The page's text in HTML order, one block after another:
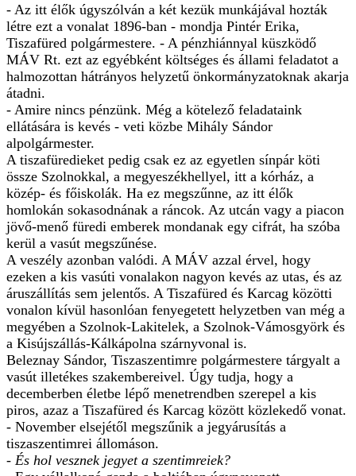
- Az itt élők úgyszólván a két kezük munkájával hozták
létre ezt a vonalat 1896-ban - mondja Pintér Erika,
Tiszafüred polgármestere. - A pénzhiánnyal küszködő
MÁV Rt. ezt az egyébként költséges és állami feladatot a
halmozottan hátrányos helyzetű önkormányzatoknak akarja
átadni.
- Amire nincs pénzünk. Még a kötelező feladataink
ellátására is kevés - veti közbe Mihály Sándor
alpolgármester.
A tiszafüredieket pedig csak ez az egyetlen sínpár köti
össze Szolnokkal, a megyeszékhellyel, itt a kórház, a
közép- és főiskolák. Ha ez megszűnne, az itt élők
homlokán sokasodnának a ráncok. Az utcán vagy a piacon
jövő-menő füredi emberek mondanak egy cifrát, ha szóba
kerül a vasút megszűnése.
A veszély azonban valódi. A MÁV azzal érvel, hogy
ezeken a kis vasúti vonalakon nagyon kevés az utas, és az
áruszállítás sem jelentős. A Tiszafüred és Karcag közötti
vonalon kívül hasonlóan fenyegetett helyzetben van még a
megyében a Szolnok-Lakitelek, a Szolnok-Vámosgyörk és
a Kisújszállás-Kálkápolna szárnyvonal is.
Beleznay Sándor, Tiszaszentimre polgármestere tárgyalt a
vasút illetékes szakembereivel. Úgy tudja, hogy a
decemberben életbe lépő menetrendben szerepel a kis
piros, azaz a Tiszafüred és Karcag között közlekedő vonat.
- November elsejétől megszűnik a jegyárusítás a
tiszaszentimrei állomáson.
- És hol vesznek jegyet a szentimreiek?